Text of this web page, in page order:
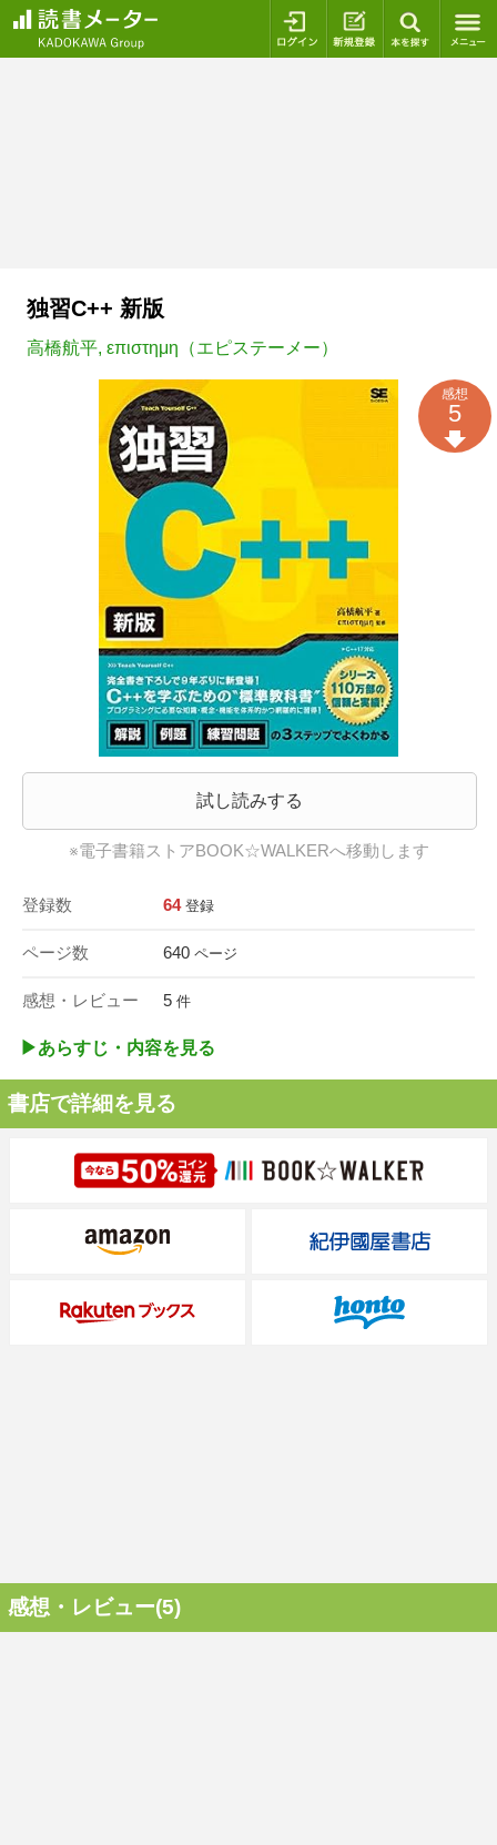
ログイン 新規登録
独習C++ 新版
高橋航平, επιστημη（エピステーメー）
試し読みする
※電子書籍ストアBOOK☆WALKERへ移動します
登録数 64 登録
ページ数 640 ページ
感想・レビュー 5 件
感想
5
▶︎あらすじ・内容を見る
書店で詳細を見る
感想・レビュー(5)